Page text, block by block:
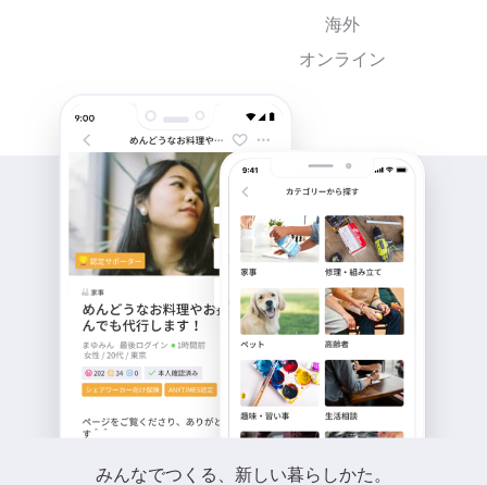
海外
オンライン
みんなでつくる、新しい暮らしかた。